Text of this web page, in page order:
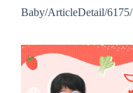
Baby/ArticleDetail/6175/